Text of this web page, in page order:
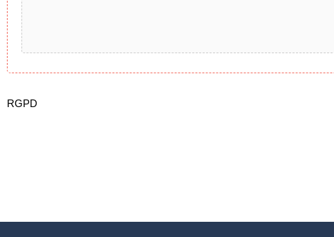
RGPD